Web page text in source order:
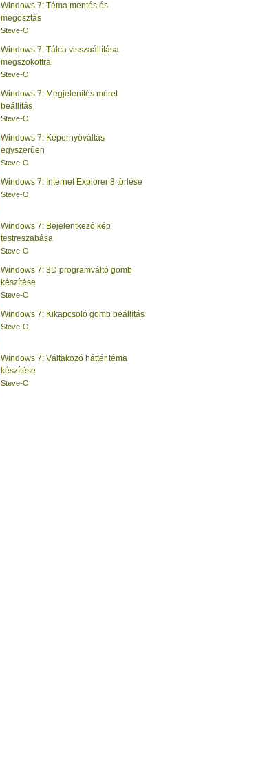
Windows 7: Téma mentés és
megosztás
Steve-O
Windows 7: Tálca visszaállítása
megszokottra
Steve-O
Windows 7: Megjelenítés méret
beállítás
Steve-O
Windows 7: Képernyőváltás
egyszerűen
Steve-O
Windows 7: Internet Explorer 8 törlése
Steve-O
Windows 7: Bejelentkező kép
testreszabása
Steve-O
Windows 7: 3D programváltó gomb
készítése
Steve-O
Windows 7: Kikapcsoló gomb beállítás
Steve-O
Windows 7: Váltakozó háttér téma
készítése
Steve-O